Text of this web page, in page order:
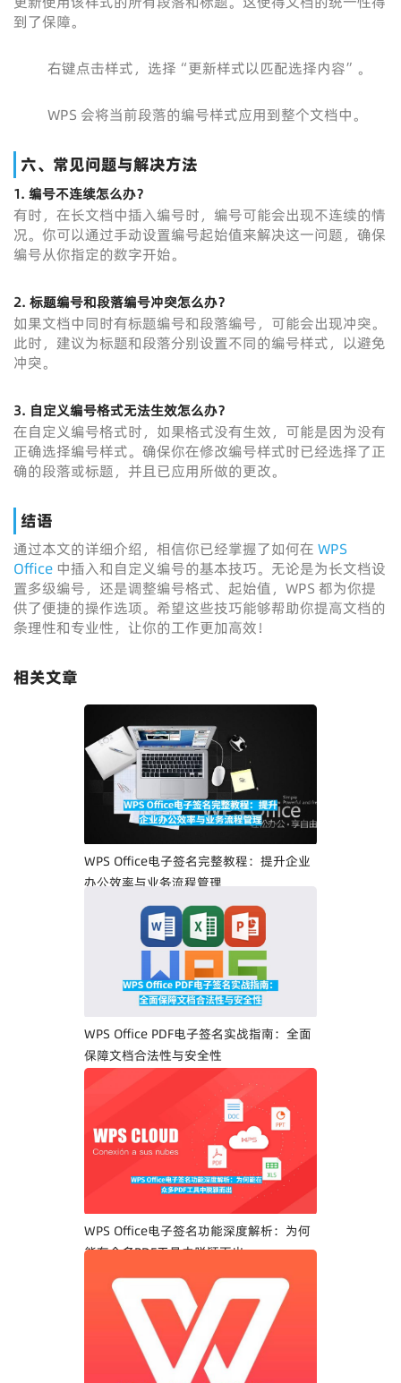
到了保障。
右键点击样式，选择“更新样式以匹配选择内容”。
WPS 会将当前段落的编号样式应用到整个文档中。
六、常见问题与解决方法
1. 编号不连续怎么办？
有时，在长文档中插入编号时，编号可能会出现不连续的情
况。你可以通过手动设置编号起始值来解决这一问题，确保
编号从你指定的数字开始。
2. 标题编号和段落编号冲突怎么办？
如果文档中同时有标题编号和段落编号，可能会出现冲突。
此时，建议为标题和段落分别设置不同的编号样式，以避免
冲突。
3. 自定义编号格式无法生效怎么办？
在自定义编号格式时，如果格式没有生效，可能是因为没有
正确选择编号样式。确保你在修改编号样式时已经选择了正
确的段落或标题，并且已应用所做的更改。
结语
通过本文的详细介绍，相信你已经掌握了如何在 WPS
Office 中插入和自定义编号的基本技巧。无论是为长文档设
置多级编号，还是调整编号格式、起始值，WPS 都为你提
供了便捷的操作选项。希望这些技巧能够帮助你提高文档的
条理性和专业性，让你的工作更加高效！
相关文章
WPS Office电子签名完整教程：提升企业
办公效率与业务流程管理
WPS Office PDF电子签名实战指南：全面
保障文档合法性与安全性
WPS Office电子签名功能深度解析：为何
能在众多PDF工具中脱颖而出